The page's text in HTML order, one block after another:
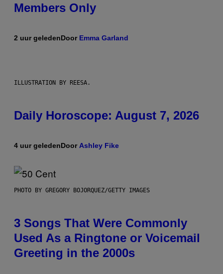
Members Only
2 uur geledenDoor Emma Garland
ILLUSTRATION BY REESA.
Daily Horoscope: August 7, 2026
4 uur geledenDoor Ashley Fike
PHOTO BY GREGORY BOJORQUEZ/GETTY IMAGES
3 Songs That Were Commonly
Used As a Ringtone or Voicemail
Greeting in the 2000s